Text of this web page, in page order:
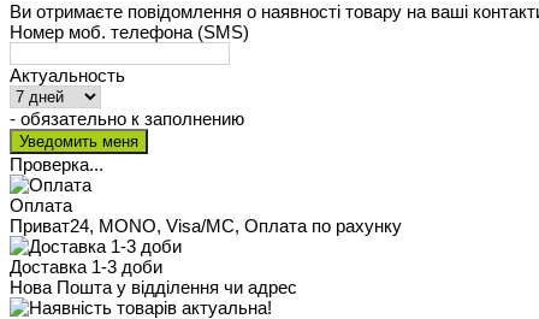
Ви отримаєте повідомлення о наявності товару на ваші
Номер моб. телефона (SMS)
Актуальность
- обязательно к заполнению
Проверка...
Оплата
Приват24, MONO, Visa/MC, Оплата по рахунку
Доставка 1-3 доби
Нова Пошта у відділення чи адрес